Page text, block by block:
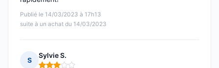
Publié le 14/03/2023 à 17h13
suite à un achat du 14/03/2023
S
Sylvie S.